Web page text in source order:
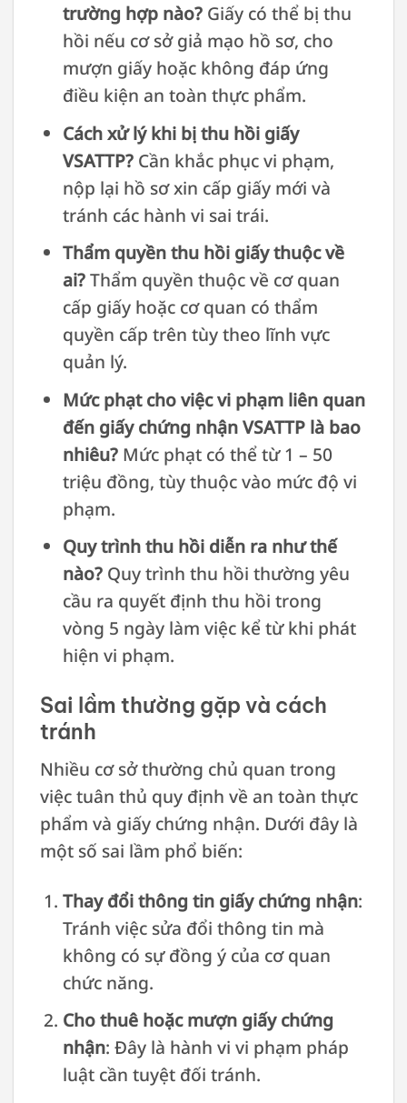
trường hợp nào?Giấy có thể bị thu
hồi nếu cơ sở giả mạo hồ sơ, cho
mượn giấy hoặc không đáp ứng
điều kiện an toàn thực phẩm.
Cách xử lý khi bị thu hồi giấy
VSATTP?Cần khắc phục vi phạm,
nộp lại hồ sơ xin cấp giấy mới và
tránh các hành vi sai trái.
Thẩm quyền thu hồi giấy thuộc về
ai?Thẩm quyền thuộc về cơ quan
cấp giấy hoặc cơ quan có thẩm
quyền cấp trên tùy theo lĩnh vực
quản lý.
Mức phạt cho việc vi phạm liên quan
đến giấy chứng nhận VSATTP là bao
nhiêu?Mức phạt có thể từ 1 – 50
triệu đồng, tùy thuộc vào mức độ vi
phạm.
Quy trình thu hồi diễn ra như thế
nào?Quy trình thu hồi thường yêu
cầu ra quyết định thu hồi trong
vòng 5 ngày làm việc kể từ khi phát
hiện vi phạm.
Sai lầm thường gặp và cách
tránh
Nhiều cơ sở thường chủ quan trong
việc tuân thủ quy định về an toàn thực
phẩm và giấy chứng nhận. Dưới đây là
một số sai lầm phổ biến:
Thay đổi thông tin giấy chứng nhận:
Tránh việc sửa đổi thông tin mà
không có sự đồng ý của cơ quan
chức năng.
Cho thuê hoặc mượn giấy chứng
nhận: Đây là hành vi vi phạm pháp
luật cần tuyệt đối tránh.